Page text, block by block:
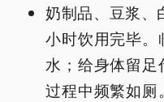
奶制品、豆浆、
小时饮用完毕
水；给身体留
过程中频繁如